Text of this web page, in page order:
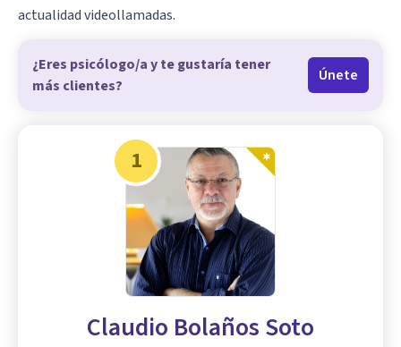
actualidad videollamadas.
¿Eres psicólogo/a y te gustaría tener
más clientes?
Únete
1
Claudio Bolaños Soto